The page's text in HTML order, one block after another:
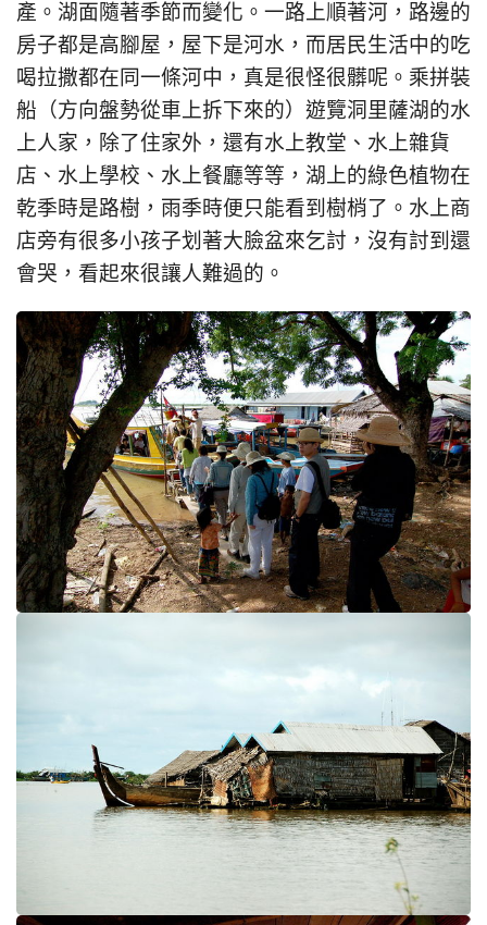
產。湖面隨著季節而變化。一路上順著河，路邊的
房子都是高腳屋，屋下是河水，而居民生活中的吃
喝拉撒都在同一條河中，真是很怪很髒呢。乘拼裝
船（方向盤勢從車上拆下來的）遊覽洞里薩湖的水
上人家，除了住家外，還有水上教堂、水上雜貨
店、水上學校、水上餐廳等等，湖上的綠色植物在
乾季時是路樹，雨季時便只能看到樹梢了。水上商
店旁有很多小孩子划著大臉盆來乞討，沒有討到還
會哭，看起來很讓人難過的。